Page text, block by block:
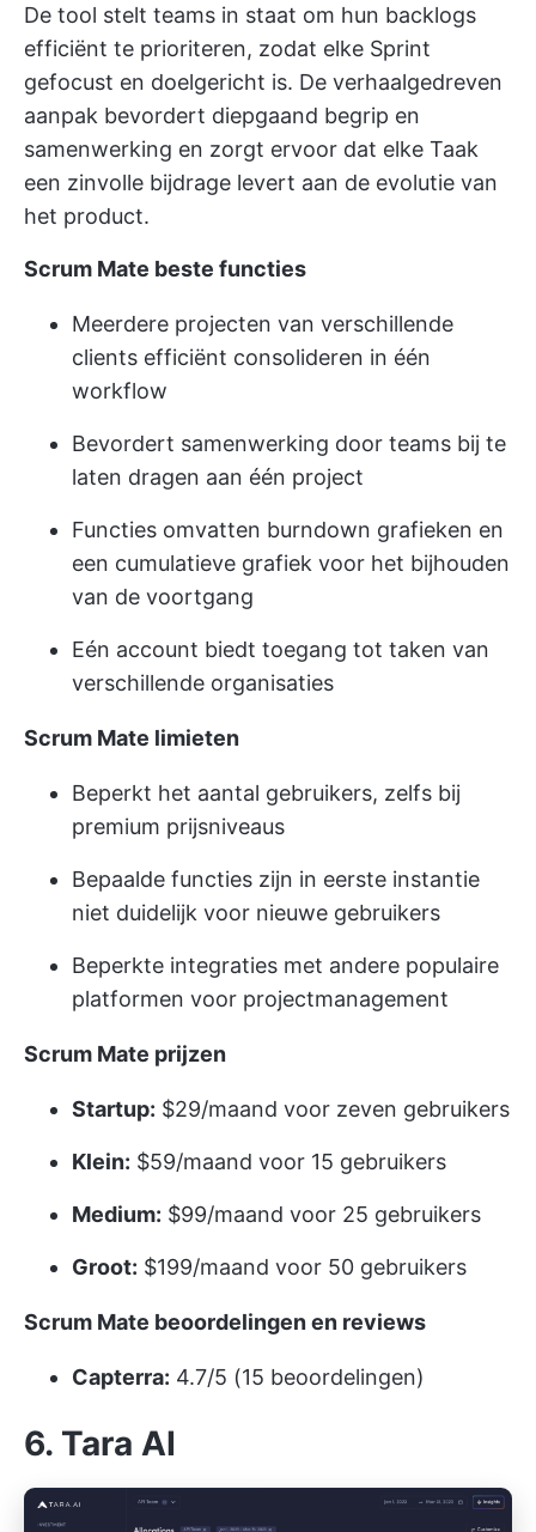
De tool stelt teams in staat om hun backlogs
efficiënt te prioriteren, zodat elke Sprint
gefocust en doelgericht is. De verhaalgedreven
aanpak bevordert diepgaand begrip en
samenwerking en zorgt ervoor dat elke Taak
een zinvolle bijdrage levert aan de evolutie van
het product.
Scrum Mate beste functies
Meerdere projecten van verschillende
clients efficiënt consolideren in één
workflow
Bevordert samenwerking door teams bij te
laten dragen aan één project
Functies omvatten burndown grafieken en
een cumulatieve grafiek voor het bijhouden
van de voortgang
Eén account biedt toegang tot taken van
verschillende organisaties
Scrum Mate limieten
Beperkt het aantal gebruikers, zelfs bij
premium prijsniveaus
Bepaalde functies zijn in eerste instantie
niet duidelijk voor nieuwe gebruikers
Beperkte integraties met andere populaire
platformen voor projectmanagement
Scrum Mate prijzen
Startup: $29/maand voor zeven gebruikers
Klein: $59/maand voor 15 gebruikers
Medium: $99/maand voor 25 gebruikers
Groot: $199/maand voor 50 gebruikers
Scrum Mate beoordelingen en reviews
Capterra: 4.7/5 (15 beoordelingen)
6. Tara AI